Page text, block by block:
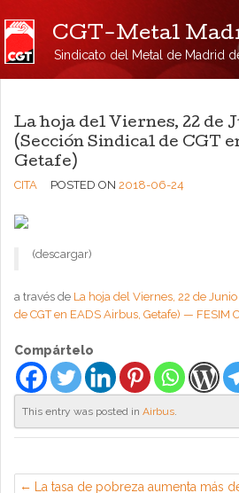
CGT-Metal
Sindicato del Metal de Madrid
La hoja del Viernes, 22 de
(Sección Sindical de CGT
Getafe)
CITA POSTED ON 2018-06-24
(descargar)
a través de La hoja del Viernes, 22 de
de CGT en EADS Airbus, Getafe) — FESIM
Compártelo
This entry was posted in Airbus.
La tasa de pobreza aumenta más